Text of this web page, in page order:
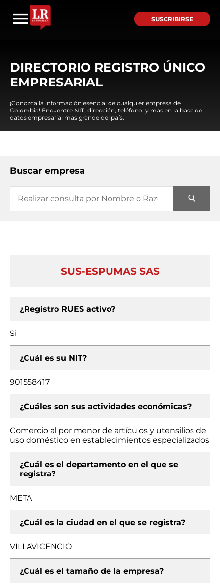
SUSCRIBIRSE
DIRECTORIO REGISTRO ÚNICO
EMPRESARIAL
¡Conozca la información esencial de cualquier empresa de
Colombia! Encuentre NIT, dirección, teléfono, y mas en la base de
datos empresarial mas grande del país.
Buscar empresa
SUS-ESPUMAS SAS
¿Registro RUES activo?
Si
¿Cuál es su NIT?
901558417
¿Cuáles son sus actividades económicas?
Comercio al por menor de artículos y utensilios de
uso doméstico en establecimientos especializados
¿Cuál es el departamento en el que se
registra?
META
¿Cuál es la ciudad en el que se registra?
VILLAVICENCIO
¿Cuál es el tamaño de la empresa?